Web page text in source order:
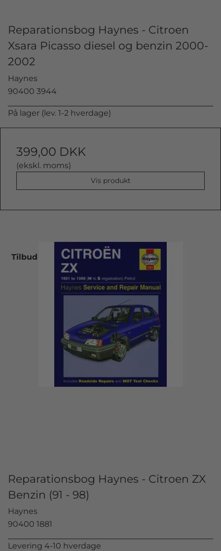
Reparationsbog Haynes - Citroen
Xsara Picasso diesel og benzin 2000-
2002
Haynes
90400 3944
På lager (lev. 1-2 hverdage)
399,00 DKK
(ekskl. moms)
Vis produkt
Tilbud
Reparationsbog Haynes - Citroen ZX
Benzin (91 - 98)
Haynes
90400 1881
Levering 4-10 hverdage